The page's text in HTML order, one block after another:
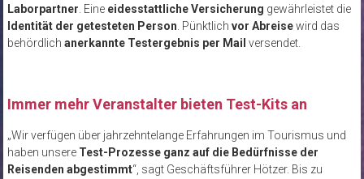
Laborpartner . Eine eidesstattliche Versicherung gewährleistet die
Identität der getesteten Person . Pünktlich vor Abreisewird das
behördlich anerkannte Testergebnis per Mail versendet.
Immer mehr Veranstalter bieten Test-Kits an
„Wir verfügen über jahrzehntelange Erfahrungen im Tourismus und
haben unsere Test-Prozesse ganz auf die Bedürfnisse der
Reisenden abgestimmt“, sagt Geschäftsführer Hötzer. Bis zu